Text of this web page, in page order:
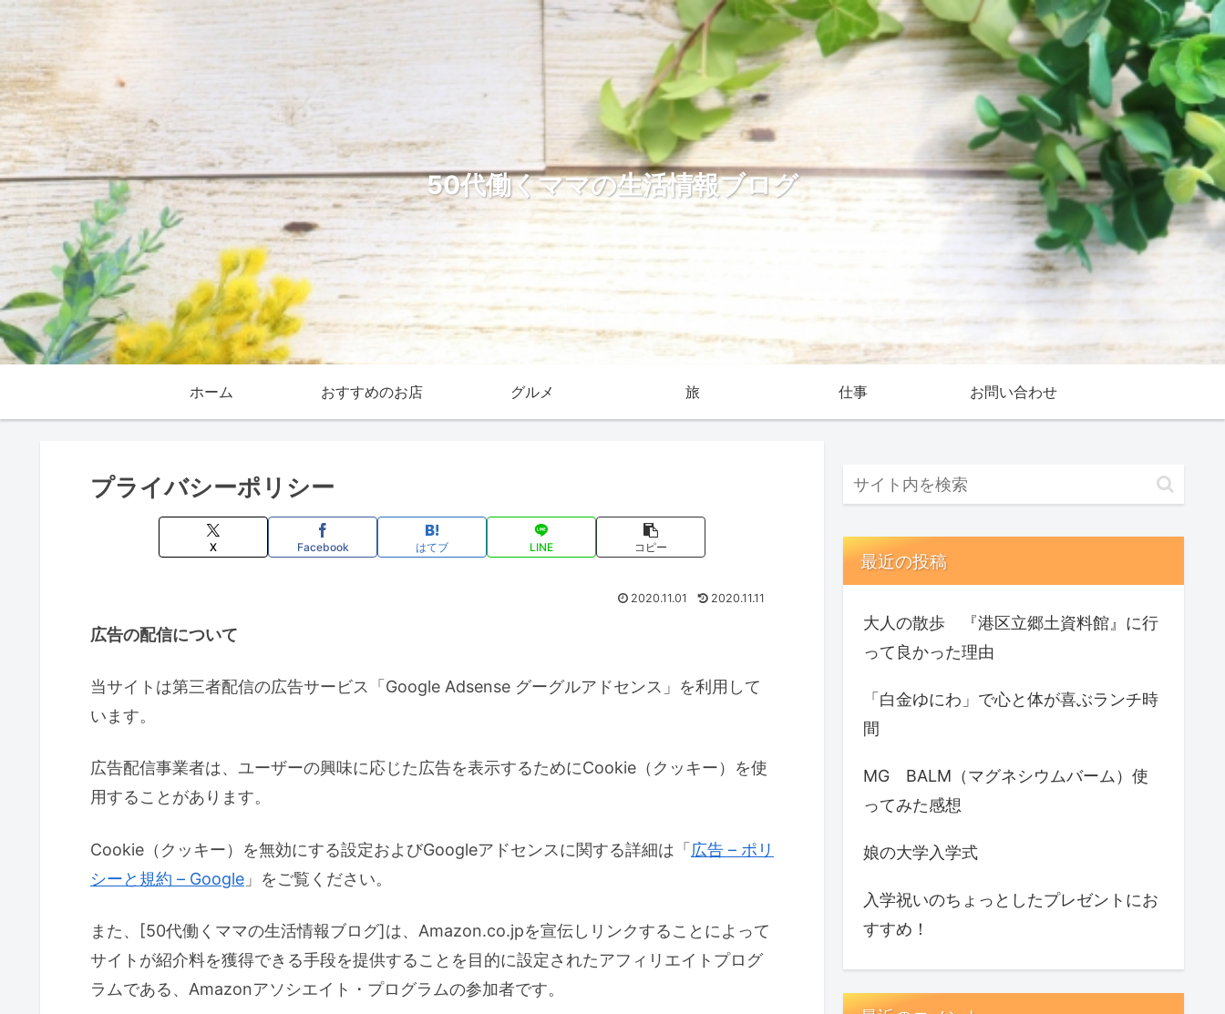
50代働くママの生活情報ブログ
ホーム おすすめのお店 グルメ 旅 仕事 お問い合わせ
プライバシーポリシー
X Facebook はてブ LINE コピー
2020.11.01 2020.11.11
広告の配信について
当サイトは第三者配信の広告サービス「Google Adsense グーグルアドセンス」を利用して
います。
広告配信事業者は、ユーザーの興味に応じた広告を表示するためにCookie（クッキー）を使
用することがあります。
Cookie（クッキー）を無効にする設定およびGoogleアドセンスに関する詳細は「広告 – ポリ
シーと規約 – Google 」をご覧ください。
また、[50代働くママの生活情報ブログ]は、Amazon.co.jpを宣伝しリンクすることによって
サイトが紹介料を獲得できる手段を提供することを目的に設定されたアフィリエイトプログ
ラムである、Amazonアソシエイト・プログラムの参加者です。
最近の投稿
大人の散歩 『港区立郷土資料館』に行
って良かった理由
「白金ゆにわ」で心と体が喜ぶランチ時
間
MG BALM（マグネシウムバーム）使
ってみた感想
娘の大学入学式
入学祝いのちょっとしたプレゼントにお
すすめ！